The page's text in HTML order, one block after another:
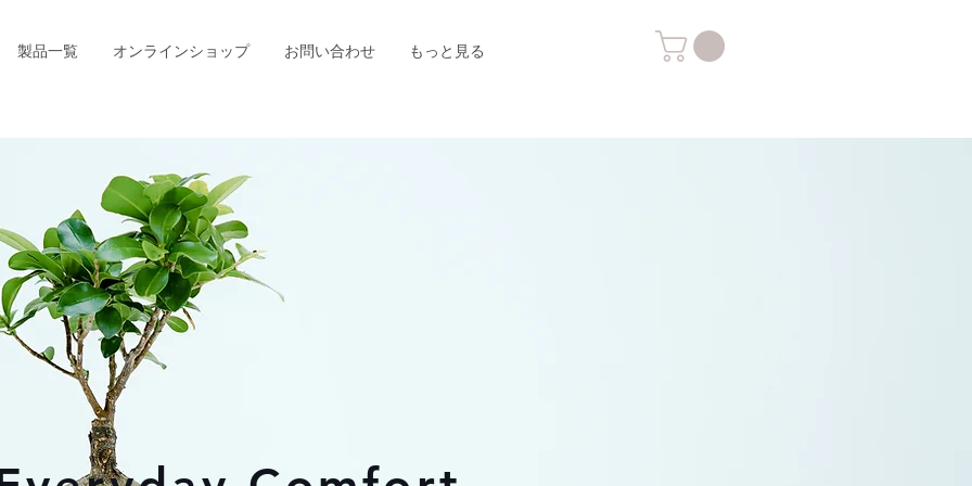
製品一覧 オンラインショップ お問い合わせ もっと見る